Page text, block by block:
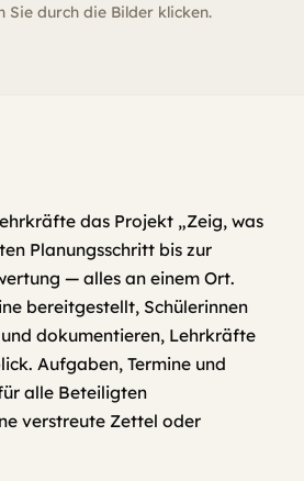
Sie durch die Bilder klicken.
das Projekt „Zeig, was
Planungsschritt bis zur
— alles an einem Ort.
bereitgestellt, Schülerinnen
dokumentieren, Lehrkräfte
Aufgaben, Termine und
alle Beteiligten
verstreute Zettel oder